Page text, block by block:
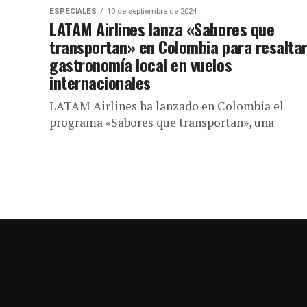
ESPECIALES 10 de septiembre de 2024
LATAM Airlines lanza «Sabores que
transportan» en Colombia para
gastronomía local en vuelos
internacionales
LATAM Airlines ha lanzado en Colombia el
programa «Sabores que transportan», una